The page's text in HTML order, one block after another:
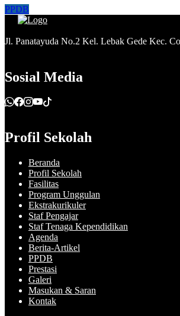
PPDB
Jl. Panatayuda No.2 Kel. Lebak Gede Kec.
Sosial Media
Profil Sekolah
Beranda
Profil Sekolah
Fasilitas
Program Unggulan
Ekstrakurikuler
Staf Pengajar
Staf Tenaga Kependidikan
Agenda
Berita-Artikel
PPDB
Prestasi
Galeri
Masukan & Saran
Kontak